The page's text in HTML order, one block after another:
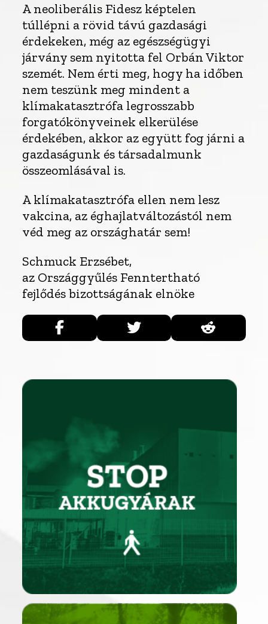
A neoliberális Fidesz képtelen
túllépni a rövid távú gazdasági
érdekeken, még az egészségügyi
járvány sem nyitotta fel Orbán Viktor
szemét. Nem érti meg, hogy ha időben
nem teszünk meg mindent a
klímakatasztrófa legrosszabb
forgatókönyveinek elkerülése
érdekében, akkor az együtt fog járni a
gazdaságunk és társadalmunk
összeomlásával is.
A klímakatasztrófa ellen nem lesz
vakcina, az éghajlatváltozástól nem
véd meg az országhatár sem!
Schmuck Erzsébet,
az Országgyűlés Fenntertható
fejlődés bizottságának elnöke